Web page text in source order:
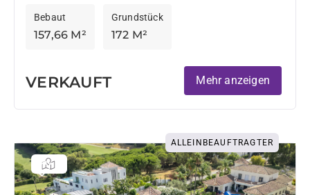
157,66 M²
Bebaut
172 M²
Grundstück
VERKAUFT Mehr anzeigen
ALLEINBEAUFTRAGTER